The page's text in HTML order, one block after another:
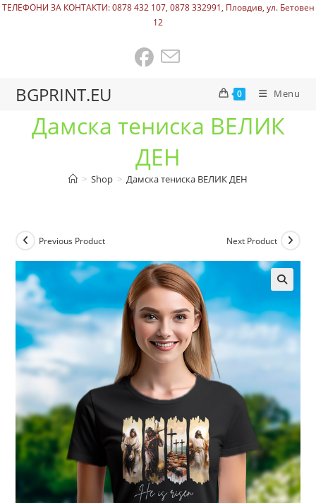
ТЕЛЕФОНИ ЗА КОНТАКТИ: 0878 432 107, 0878 332991, Пловдив, ул. Бетовен
12
BGPRINT.EU 0 Menu
Дамска тениска ВЕЛИК
ДЕН
> Shop > Дамска тениска ВЕЛИК ДЕН
Previous Product Next Product